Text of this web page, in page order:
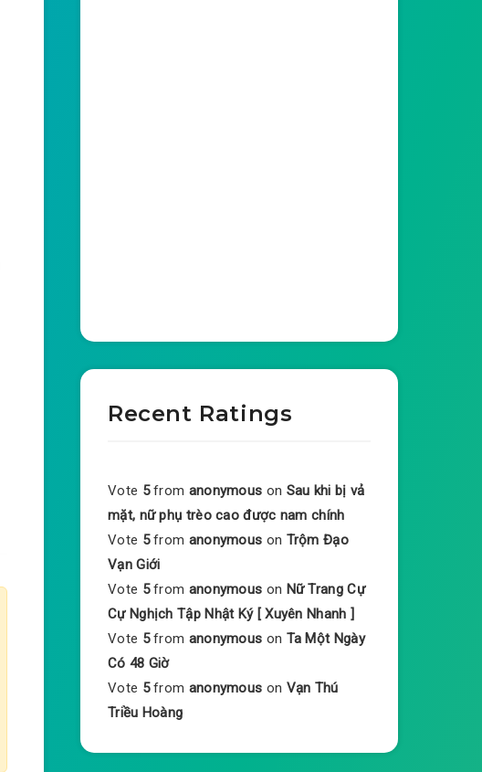
Recent Ratings
Vote 5 from anonymous on Sau khi bị vả
mặt, nữ phụ trèo cao được nam chính
Vote 5 from anonymous on Trộm Đạo
Vạn Giới
Vote 5 from anonymous on Nữ Trang Cự
Cự Nghịch Tập Nhật Ký [ Xuyên Nhanh ]
Vote 5 from anonymous on Ta Một Ngày
Có 48 Giờ
Vote 5 from anonymous on Vạn Thú
Triều Hoàng